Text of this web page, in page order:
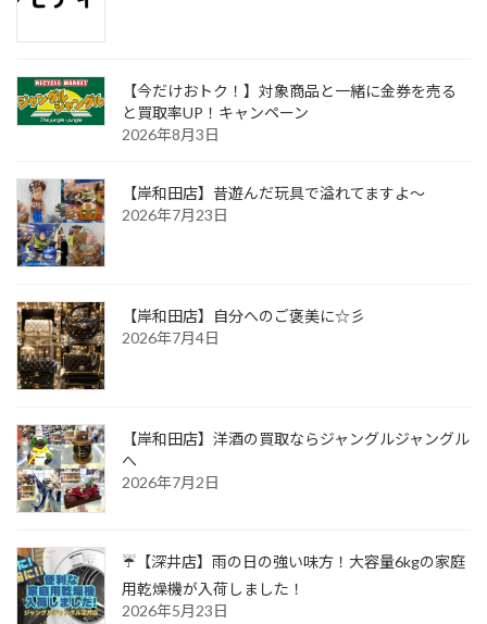
【今だけおトク！】対象商品と一緒に金券を売る
と買取率UP！キャンペーン
2026年8月3日
【岸和田店】昔遊んだ玩具で溢れてますよ～
2026年7月23日
【岸和田店】自分へのご褒美に☆彡
2026年7月4日
【岸和田店】洋酒の買取ならジャングルジャングル
へ
2026年7月2日
☔【深井店】雨の日の強い味方！大容量6kgの家庭
用乾燥機が入荷しました！
2026年5月23日